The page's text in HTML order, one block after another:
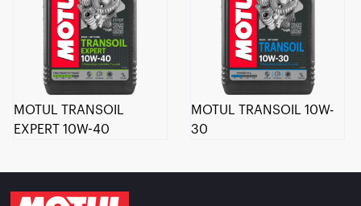
MOTUL TRANSOIL
EXPERT 10W-40
MOTUL TRANSOIL 10W-
30